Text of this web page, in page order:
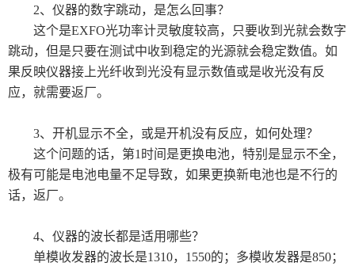
2、仪器的数字跳动，是怎么回事？
这个是EXFO光功率计灵敏度较高，只要收到光就会数字
跳动，但是只要在测试中收到稳定的光源就会稳定数值。如
果反映仪器接上光纤收到光没有显示数值或是收光没有反
应，就需要返厂。
3、开机显示不全，或是开机没有反应，如何处理？
这个问题的话，第1时间是更换电池，特别是显示不全，
极有可能是电池电量不足导致，如果更换新电池也是不行的
话，返厂。
4、仪器的波长都是适用哪些？
单模收发器的波长是1310，1550的；多模收发器是850；